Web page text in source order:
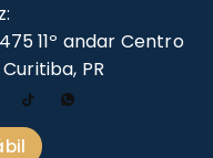
11º andar Centro
PR